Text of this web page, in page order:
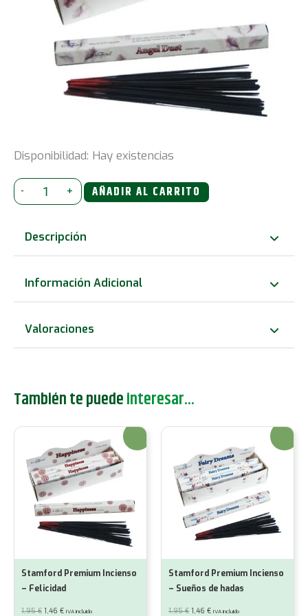
Disponibilidad: Hay existencias
-
Stamford
Premium
Incienso
cantidad
+ AÑADIR AL CARRITO
Descripción
Información Adicional
Valoraciones
También te puedeinteresar...
¡Oferta!
Stamford Premium Incienso
– Felicidad
1,95€ El
1,46 €ElIVA incluido
¡Oferta!
Stamford Premium Incienso
– Sueños de hadas
1,95€ El
1,46 €ElIVA incluido